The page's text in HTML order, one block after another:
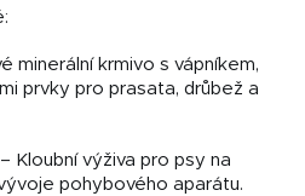
minerální krmivo s vápníkem,
prvky pro prasata, drůbež a
Kloubní výživa pro psy na
pohybového aparátu.